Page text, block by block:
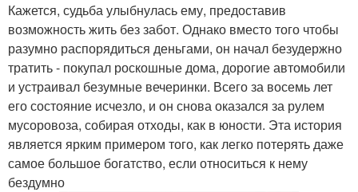
Кажется, судьба улыбнулась ему, предоставив
возможность жить без забот. Однако вместо того чтобы
разумно распорядиться деньгами, он начал безудержно
тратить - покупал роскошные дома, дорогие автомобили
и устраивал безумные вечеринки. Всего за восемь лет
его состояние исчезло, и он снова оказался за рулем
мусоровоза, собирая отходы, как в юности. Эта история
является ярким примером того, как легко потерять даже
самое большое богатство, если относиться к нему
бездумно